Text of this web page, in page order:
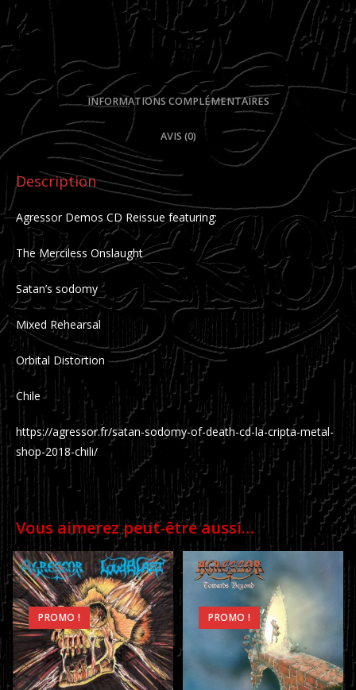
DESCRIPTION
INFORMATIONS COMPLÉMENTAIRES
AVIS (0)
Description
Agressor Demos CD Reissue featuring:
The Merciless Onslaught
Satan’s sodomy
Mixed Rehearsal
Orbital Distortion
Chile
https://agressor.fr/satan-sodomy-of-death-cd-la-cripta-metal-
shop-2018-chili/
Vous aimerez peut-être aussi…
PROMO ! PROMO !